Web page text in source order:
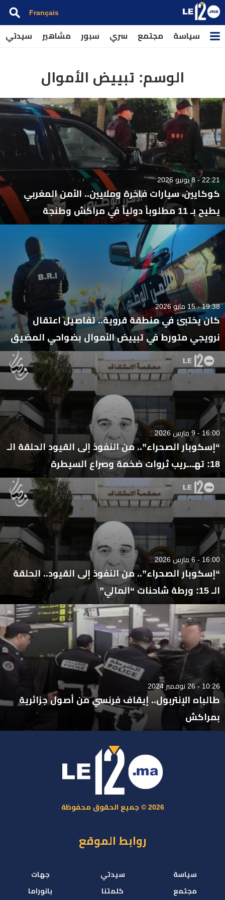
Français
سياسة مجتمع سري سبور مشاهير سيدتي
الوسم: تبييض الأموال
22:21 - 8 يونيو 2026
كوكايين، سيارات فاخرة وملايين.. الأمن المغربي
يطيح بـ 11 مطلوباً دولياً في مراكش وطنجة
19:38 - 15 مايو 2026
كان يختبئ في منطقة قروية.. تفاصيل اعتقال
نرويجي متورط في تبييض الأموال بضواحي المضيق
16:00 - 9 مارس 2026
“إسكوبار الصحراء”.. من النفوذ إلى القيود الحلقة الـ
18: تهـ.ـريب ثروات ضخمة وصراع السيطرة
16:00 - 6 مارس 2026
“إسكوبار الصحراء”.. من النفوذ إلى القيود.. الحلقة
الـ 15: ورطة شاحنات “المالي”
10:26 - 26 نوفمبر 2024
طالباه الإنتربول.. إيقاف فرنسي من أصول جزائرية
بمراكش
2026 © جميع الحقوق محفوظة
روابط الموقع
سياسة
مجتمع
سيدتي
كلمتنا
جهات
بانوراما